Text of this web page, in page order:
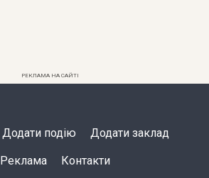
РЕКЛАМА НА САЙТІ
Додати подію Додати заклад
Реклама Контакти